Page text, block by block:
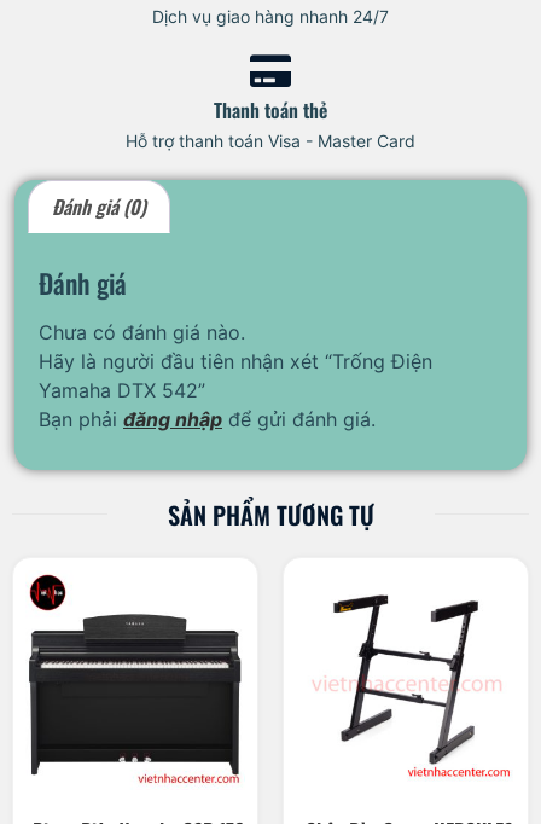
Dịch vụ giao hàng nhanh 24/7
Thanh toán thẻ
Hỗ trợ thanh toán Visa - Master Card
Đánh giá (0)
Đánh giá
Chưa có đánh giá nào.
Hãy là người đầu tiên nhận xét “Trống Điện
Yamaha DTX 542”
Bạn phải đăng nhập để gửi đánh giá.
SẢN PHẨM TƯƠNG TỰ